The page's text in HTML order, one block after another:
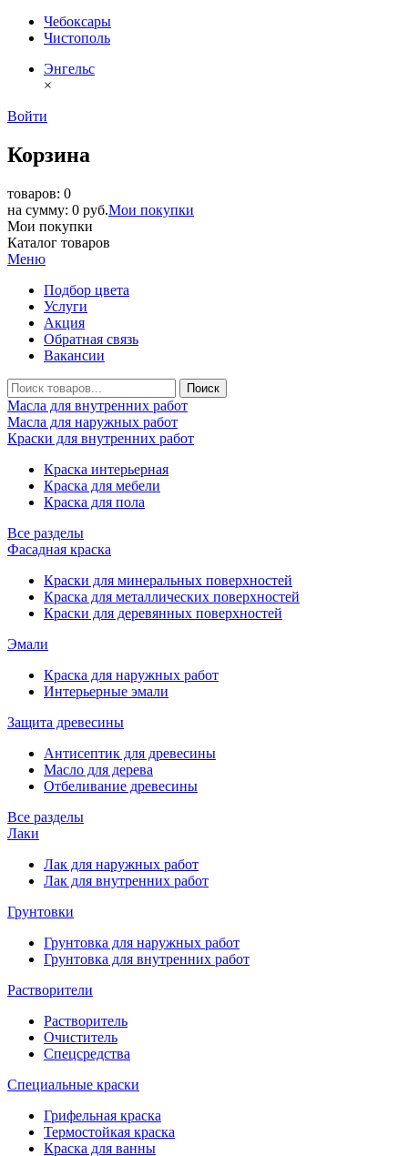
Чебоксары
Чистополь
Энгельс
×
Войти
Корзина
товаров: 0
на сумму: 0 руб.Мои покупки
Мои покупки
Каталог товаров
Меню
Подбор цвета
Услуги
Акция
Обратная связь
Вакансии
Масла для внутренних работ
Масла для наружных работ
Краски для внутренних работ
Краска интерьерная
Краска для мебели
Краска для пола
Все разделы
Фасадная краска
Краски для минеральных поверхностей
Краска для металлических поверхностей
Краски для деревянных поверхностей
Эмали
Краска для наружных работ
Интерьерные эмали
Защита древесины
Антисептик для древесины
Масло для дерева
Отбеливание древесины
Все разделы
Лаки
Лак для наружных работ
Лак для внутренних работ
Грунтовки
Грунтовка для наружных работ
Грунтовка для внутренних работ
Растворители
Растворитель
Очиститель
Спецсредства
Специальные краски
Грифельная краска
Термостойкая краска
Краска для ванны